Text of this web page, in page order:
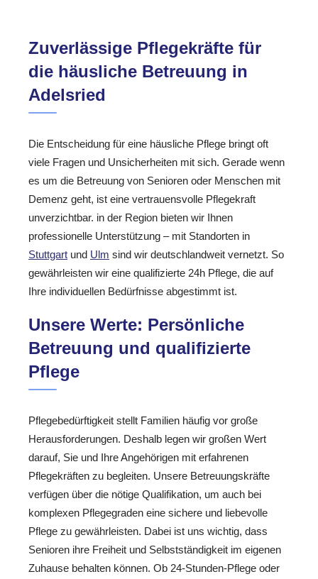
Zuverlässige Pflegekräfte für
die häusliche Betreuung in
Adelsried
Die Entscheidung für eine häusliche Pflege bringt oft
viele Fragen und Unsicherheiten mit sich. Gerade wenn
es um die Betreuung von Senioren oder Menschen mit
Demenz geht, ist eine vertrauensvolle Pflegekraft
unverzichtbar. in der Region bieten wir Ihnen
professionelle Unterstützung – mit Standorten in
Stuttgart und Ulm sind wir deutschlandweit vernetzt. So
gewährleisten wir eine qualifizierte 24h Pflege, die auf
Ihre individuellen Bedürfnisse abgestimmt ist.
Unsere Werte: Persönliche
Betreuung und qualifizierte
Pflege
Pflegebedürftigkeit stellt Familien häufig vor große
Herausforderungen. Deshalb legen wir großen Wert
darauf, Sie und Ihre Angehörigen mit erfahrenen
Pflegekräften zu begleiten. Unsere Betreuungskräfte
verfügen über die nötige Qualifikation, um auch bei
komplexen Pflegegraden eine sichere und liebevolle
Pflege zu gewährleisten. Dabei ist uns wichtig, dass
Senioren ihre Freiheit und Selbstständigkeit im eigenen
Zuhause behalten können. Ob 24-Stunden-Pflege oder